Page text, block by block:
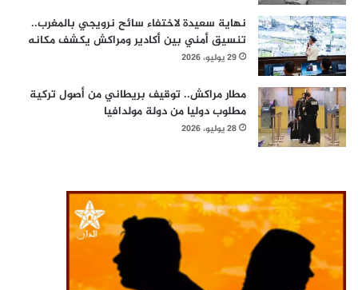
نهاية سعيدة لاختفاء سائح نرويجي بالمغرب..
تنسيق أمني بين أكادير ومراكش يكشف مكانه
29 يوليو، 2026
مطار مراكش.. توقيف بريطاني من أصول تركية
مطلوب دوليا من دولة مولدافيا
28 يوليو، 2026